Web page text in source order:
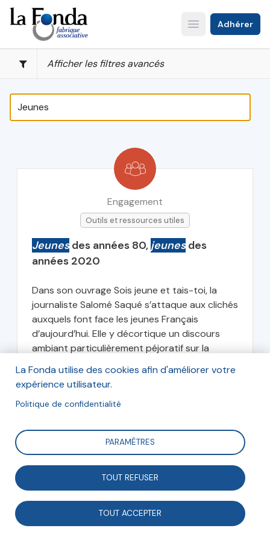
Aller
au
contenu
principal
Open main menu
Adhérer
Afficher les filtres avancés
Engagement
Outils et ressources utiles
Jeunes des années 80, jeunes des
années 2020
Dans son ouvrage Sois jeune et tais-toi, la
journaliste Salomé Saqué s’attaque aux clichés
auxquels font face les jeunes Français
d’aujourd’hui. Elle y décortique un discours
ambiant particulièrement péjoratif sur la
Membre du bureau de la Fonda
mars 2024
La Fonda utilise des cookies afin d'améliorer votre
expérience utilisateur.
Politique de confidentialité
PARAMÈTRES
TOUT REFUSER
TOUT ACCEPTER